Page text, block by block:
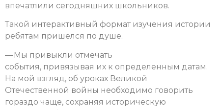
впечатлили сегодняшних школьников.
Такой интерактивный формат изучения истории
ребятам пришелся по душе.
— Мы привыкли отмечать
события, привязывая их к определенным датам.
На мой взгляд, об уроках Великой
Отечественной войны необходимо говорить
гораздо чаще, сохраняя историческую